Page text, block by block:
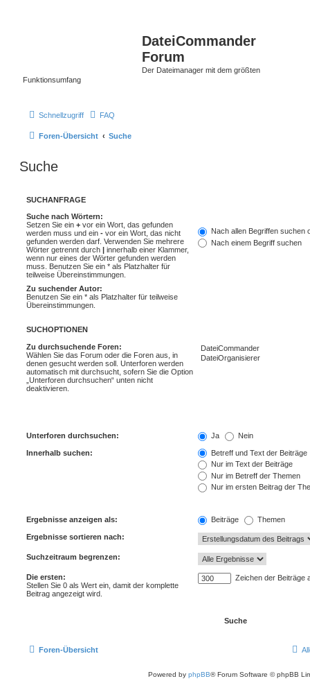
DateiCommander
Forum
Der Dateimanager mit dem größten
Funktionsumfang
Schnellzugriff FAQ
Foren-Übersicht Suche
Suche
SUCHANFRAGE
Suche nach Wörtern:
Setzen Sie ein + vor ein Wort, das gefunden
werden muss und ein - vor ein Wort, das nicht
gefunden werden darf. Verwenden Sie mehrere
Wörter getrennt durch | innerhalb einer Klammer,
wenn nur eines der Wörter gefunden werden
muss. Benutzen Sie ein * als Platzhalter für
teilweise Übereinstimmungen.
Nach allen Begriffen suchen
Nach einem Begriff suchen
Zu suchender Autor:
Benutzen Sie ein * als Platzhalter für teilweise
Übereinstimmungen.
SUCHOPTIONEN
Zu durchsuchende Foren:
Wählen Sie das Forum oder die Foren aus, in
denen gesucht werden soll. Unterforen werden
automatisch mit durchsucht, sofern Sie die Option
„Unterforen durchsuchen“ unten nicht
deaktivieren.
Unterforen durchsuchen: Ja Nein
Innerhalb suchen:
Betreff und Text der Beiträge
Nur im Text der Beiträge
Nur im Betreff der Themen
Nur im ersten Beitrag der
Ergebnisse anzeigen als: Beiträge Themen
Ergebnisse sortieren nach:
Suchzeitraum begrenzen:
Die ersten:
Stellen Sie 0 als Wert ein, damit der komplette
Beitrag angezeigt wird.
Zeichen der Beiträge
Foren-Übersicht
Powered by phpBB® Forum Software © phpBB